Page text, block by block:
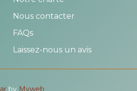
Nous contacter
FAQs
Laissez-nous un avis
by Myweb